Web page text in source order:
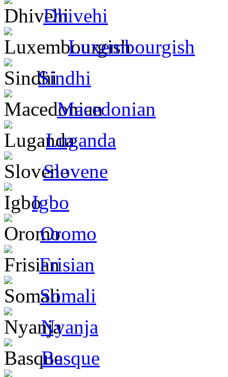
Dhivehi
Luxembourgish
Sindhi
Macedonian
Luganda
Slovene
Igbo
Oromo
Frisian
Somali
Nyanja
Basque